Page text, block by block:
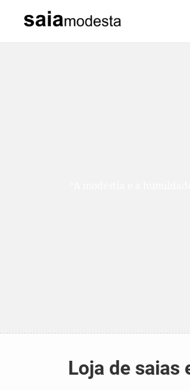
Loja de saias